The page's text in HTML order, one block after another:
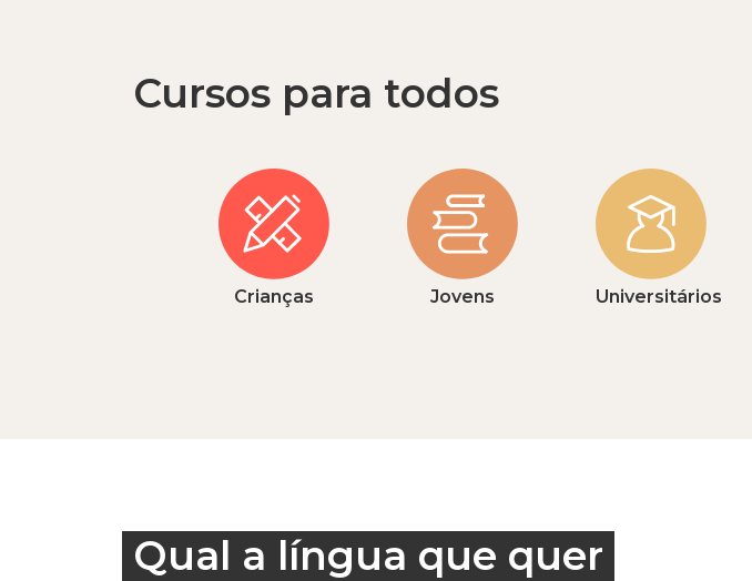
Cursos para todos
Crianças Jovens Universitários
Qual a língua que quer